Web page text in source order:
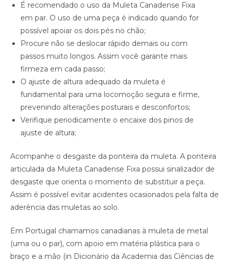
É recomendado o uso da Muleta Canadense Fixa
em par. O uso de uma peça é indicado quando for
possível apoiar os dois pés no chão;
Procure não se deslocar rápido demais ou com
passos muito longos. Assim você garante mais
firmeza em cada passo;
O ajuste de altura adequado da muleta é
fundamental para uma locomoção segura e firme,
prevenindo alterações posturais e desconfortos;
Verifique periodicamente o encaixe dos pinos de
ajuste de altura;
Acompanhe o desgaste da ponteira da muleta. A ponteira
articulada da Muleta Canadense Fixa possui sinalizador de
desgaste que orienta o momento de substituir a peça.
Assim é possível evitar acidentes ocasionados pela falta de
aderência das muletas ao solo.
Em Portugal chamamos canadianas à muleta de metal
(uma ou o par), com apoio em matéria plástica para o
braço e a mão (in Dicionário da Academia das Ciências de